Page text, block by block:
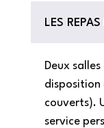
LES REPAS
Deux
disposition
couverts).
service